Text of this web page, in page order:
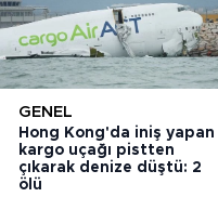
GENEL
Hong Kong'da iniş yapan
kargo uçağı pistten
çıkarak denize düştü: 2
ölü